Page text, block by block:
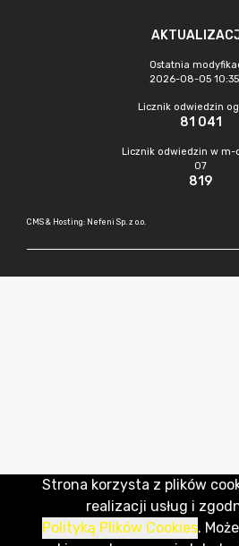
Ostatnia
2026-08-05
Licznik odwiedzin
81 041
Licznik odwiedzin w
07
819
CMS & Hosting: Nefeni Sp. z o.o.
Strona korzysta z plików
realizacji usług i
Polityką Plików Cookies.